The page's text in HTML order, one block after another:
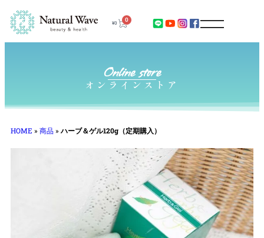
¥0
0
Online store
オンラインストア
HOME » 商品» ハーブ＆ゲル120g（定期購入）